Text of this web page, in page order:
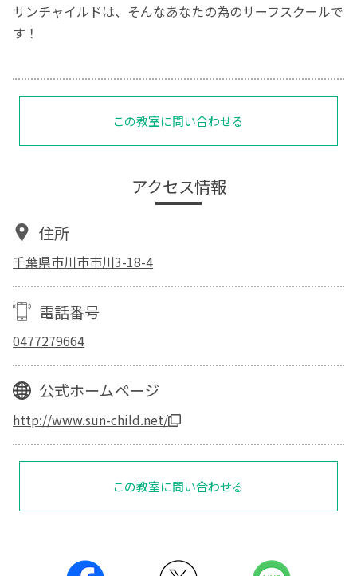
サンチャイルドは、そんなあなたの為のサーフスクールで
す！
この教室に問い合わせる
アクセス情報
住所
千葉県市川市市川3-18-4
電話番号
0477279664
公式ホームページ
http://www.sun-child.net/
この教室に問い合わせる